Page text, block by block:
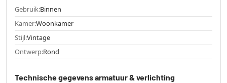
Gebruik:Binnen
Kamer:Woonkamer
Stijl:Vintage
Ontwerp:Rond
Technische gegevens armatuur & verlichting